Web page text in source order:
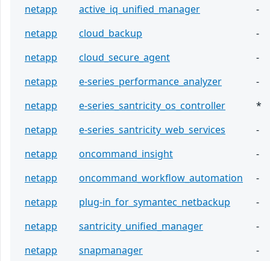
netapp
active_iq_unified_manager
-
netapp
cloud_backup
-
netapp
cloud_secure_agent
-
netapp
e-series_performance_analyzer
-
netapp
e-series_santricity_os_controller
*
netapp
e-series_santricity_web_services
-
netapp
oncommand_insight
-
netapp
oncommand_workflow_automation
-
netapp
plug-in_for_symantec_netbackup
-
netapp
santricity_unified_manager
-
netapp
snapmanager -